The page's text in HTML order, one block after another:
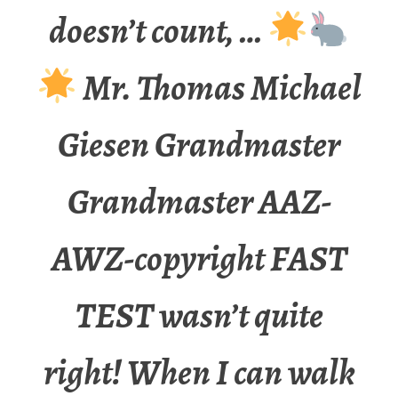
doesn’t count, …
Mr. Thomas Michael
Giesen Grandmaster
Grandmaster AAZ-
AWZ-copyright FAST
TEST wasn’t quite
right! When I can walk